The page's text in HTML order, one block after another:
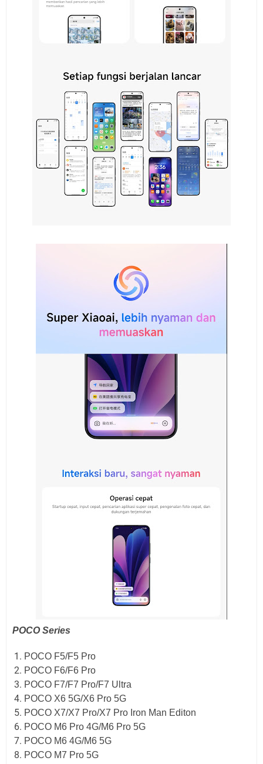
POCO Series
POCO F5/F5 Pro
POCO F6/F6 Pro
POCO F7/F7 Pro/F7 Ultra
POCO X6 5G/X6 Pro 5G
POCO X7/X7 Pro/X7 Pro Iron Man Editon
POCO M6 Pro 4G/M6 Pro 5G
POCO M6 4G/M6 5G
POCO M7 Pro 5G